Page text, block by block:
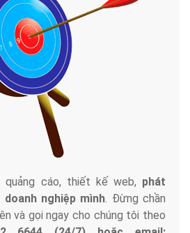
ty Việt Ads làm đối tác
lập từ năm 2013
sẽ tư vấn xây dựng và phát
doanh nghiệp bạn với mức chi
tư cho marketing online. Đội
cáo trực tuyến, SEO, lập trình
nghề, được đào tạo bài bản tại
uy tín hàng năm, luôn đem